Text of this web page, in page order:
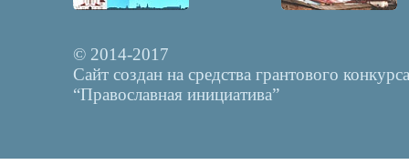
© 2014-2017
Сайт создан на средства грантового конкурса
“Православная инициатива”